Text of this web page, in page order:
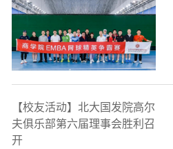
【校友活动】北大国发院高尔
夫俱乐部第六届理事会胜利召
开